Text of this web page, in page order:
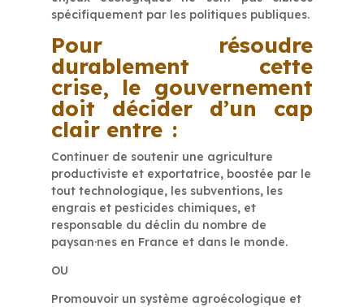
spécifiquement par les politiques publiques.
Pour résoudre
durablement cette
crise, le gouvernement
doit décider d’un cap
clair entre :
Continuer de soutenir une agriculture
productiviste et exportatrice, boostée par le
tout technologique, les subventions, les
engrais et pesticides chimiques, et
responsable du déclin du nombre de
paysan·nes en France et dans le monde.
OU
Promouvoir un système agroécologique et